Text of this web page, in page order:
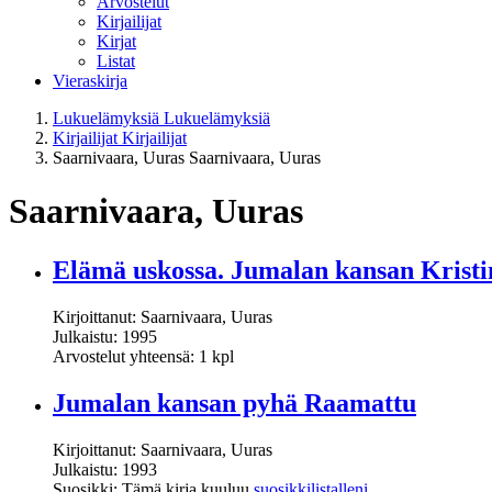
Kirjailijat
Kirjat
Listat
Vieraskirja
Lukuelämyksiä Lukuelämyksiä
Kirjailijat Kirjailijat
Saarnivaara, Uuras Saarnivaara, Uuras
Saarnivaara, Uuras
Elämä uskossa. Jumalan kansan
Kirjoittanut: Saarnivaara, Uuras
Julkaistu: 1995
Arvostelut yhteensä: 1 kpl
Jumalan kansan pyhä Raamattu
Kirjoittanut: Saarnivaara, Uuras
Julkaistu: 1993